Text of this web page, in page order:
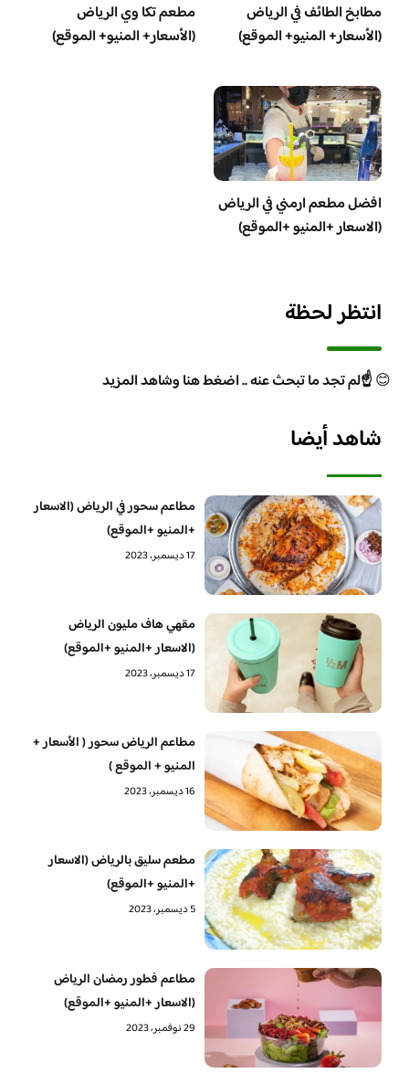
مطابخ الطائف في الرياض
(الأسعار+ المنيو+ الموقع)
مطعم تكا وي الرياض
(الأسعار+ المنيو+ الموقع)
افضل مطعم ارمني في الرياض
(الاسعار +المنيو +الموقع)
انتظر لحظة
😊☝️لم تجد ما تبحث عنه .. اضغط هنا وشاهد المزيد
شاهد أيضا
مطاعم سحور في الرياض (الاسعار
+المنيو +الموقع)
17 ديسمبر، 2023
مقهي هاف مليون الرياض
(الاسعار +المنيو +الموقع)
17 ديسمبر، 2023
مطاعم الرياض سحور ( الأسعار +
المنيو + الموقع )
16 ديسمبر، 2023
مطعم سليق بالرياض (الاسعار
+المنيو +الموقع)
5 ديسمبر، 2023
مطاعم فطور رمضان الرياض
(الاسعار +المنيو +الموقع)
29 نوفمبر، 2023